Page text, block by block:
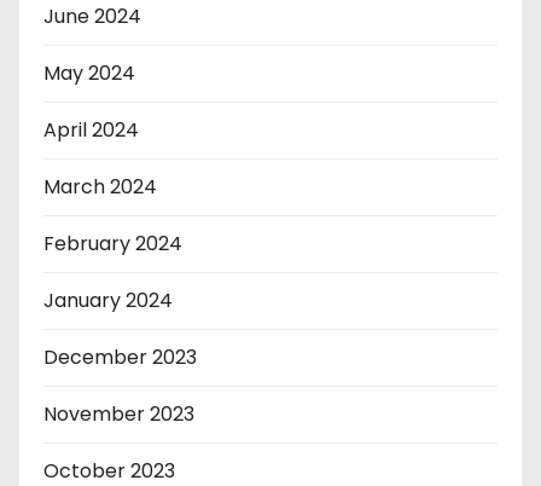
June 2024
May 2024
April 2024
March 2024
February 2024
January 2024
December 2023
November 2023
October 2023